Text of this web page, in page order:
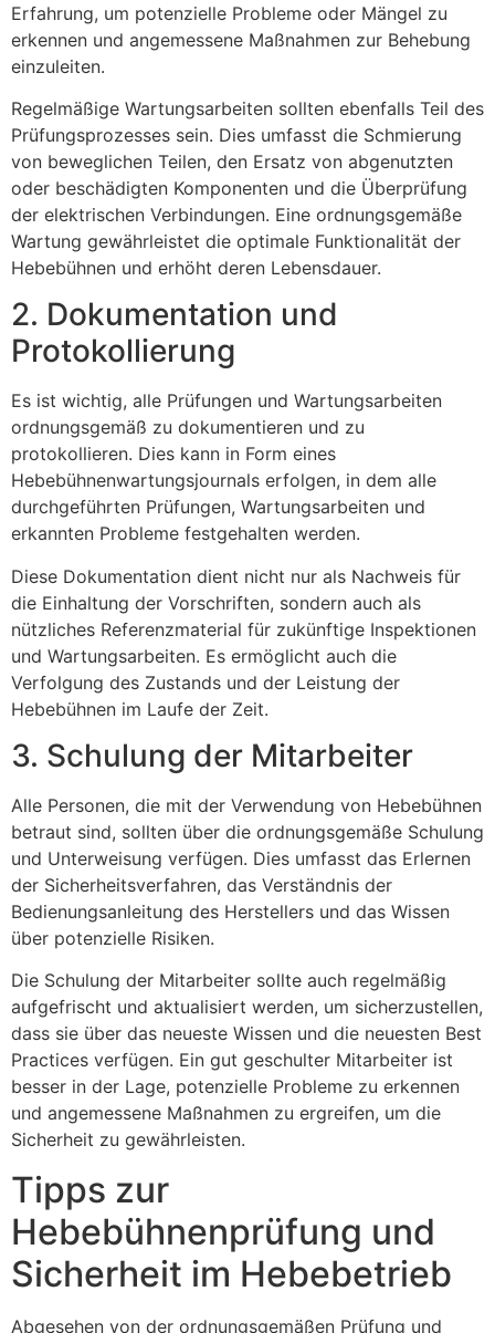
Erfahrung, um potenzielle Probleme oder Mängel zu
erkennen und angemessene Maßnahmen zur Behebung
einzuleiten.
Regelmäßige Wartungsarbeiten sollten ebenfalls Teil des
Prüfungsprozesses sein. Dies umfasst die Schmierung
von beweglichen Teilen, den Ersatz von abgenutzten
oder beschädigten Komponenten und die Überprüfung
der elektrischen Verbindungen. Eine ordnungsgemäße
Wartung gewährleistet die optimale Funktionalität der
Hebebühnen und erhöht deren Lebensdauer.
2. Dokumentation und
Protokollierung
Es ist wichtig, alle Prüfungen und Wartungsarbeiten
ordnungsgemäß zu dokumentieren und zu
protokollieren. Dies kann in Form eines
Hebebühnenwartungsjournals erfolgen, in dem alle
durchgeführten Prüfungen, Wartungsarbeiten und
erkannten Probleme festgehalten werden.
Diese Dokumentation dient nicht nur als Nachweis für
die Einhaltung der Vorschriften, sondern auch als
nützliches Referenzmaterial für zukünftige Inspektionen
und Wartungsarbeiten. Es ermöglicht auch die
Verfolgung des Zustands und der Leistung der
Hebebühnen im Laufe der Zeit.
3. Schulung der Mitarbeiter
Alle Personen, die mit der Verwendung von Hebebühnen
betraut sind, sollten über die ordnungsgemäße Schulung
und Unterweisung verfügen. Dies umfasst das Erlernen
der Sicherheitsverfahren, das Verständnis der
Bedienungsanleitung des Herstellers und das Wissen
über potenzielle Risiken.
Die Schulung der Mitarbeiter sollte auch regelmäßig
aufgefrischt und aktualisiert werden, um sicherzustellen,
dass sie über das neueste Wissen und die neuesten Best
Practices verfügen. Ein gut geschulter Mitarbeiter ist
besser in der Lage, potenzielle Probleme zu erkennen
und angemessene Maßnahmen zu ergreifen, um die
Sicherheit zu gewährleisten.
Tipps zur
Hebebühnenprüfung und
Sicherheit im Hebebetrieb
Abgesehen von der ordnungsgemäßen Prüfung und